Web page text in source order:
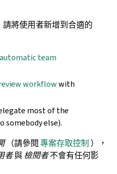
將使用者新增到合適的
automatic team
workflowwith
most of the
somebody else).
（請參閱 專案存取控制 ），
者與檢閱者不會有任何影